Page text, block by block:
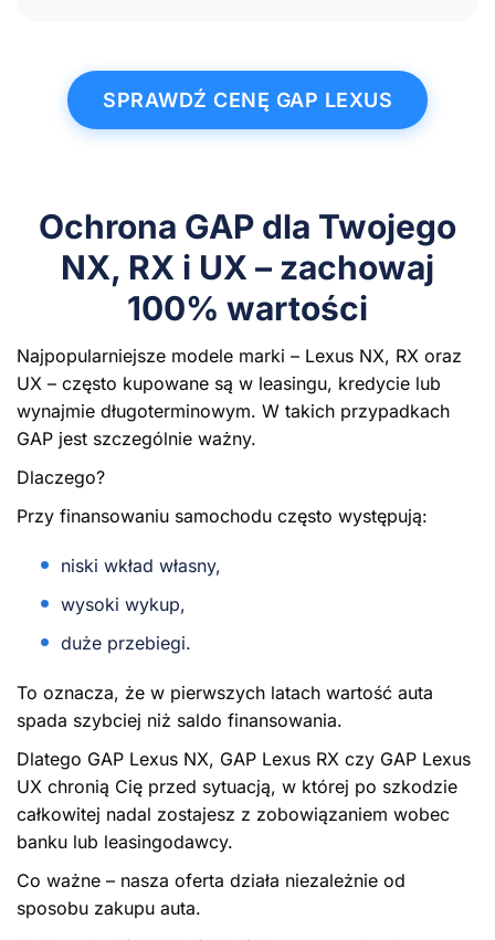
SPRAWDŹ CENĘ GAP LEXUS
Ochrona GAP dla Twojego
NX, RX i UX – zachowaj
100% wartości
Najpopularniejsze modele marki – Lexus NX, RX oraz
UX – często kupowane są w leasingu, kredycie lub
wynajmie długoterminowym. W takich przypadkach
GAP jest szczególnie ważny.
Dlaczego?
Przy finansowaniu samochodu często występują:
niski wkład własny,
wysoki wykup,
duże przebiegi.
To oznacza, że w pierwszych latach wartość auta
spada szybciej niż saldo finansowania.
Dlatego GAP Lexus NX, GAP Lexus RX czy GAP Lexus
UX chronią Cię przed sytuacją, w której po szkodzie
całkowitej nadal zostajesz z zobowiązaniem wobec
banku lub leasingodawcy.
Co ważne – nasza oferta działa niezależnie od
sposobu zakupu auta.